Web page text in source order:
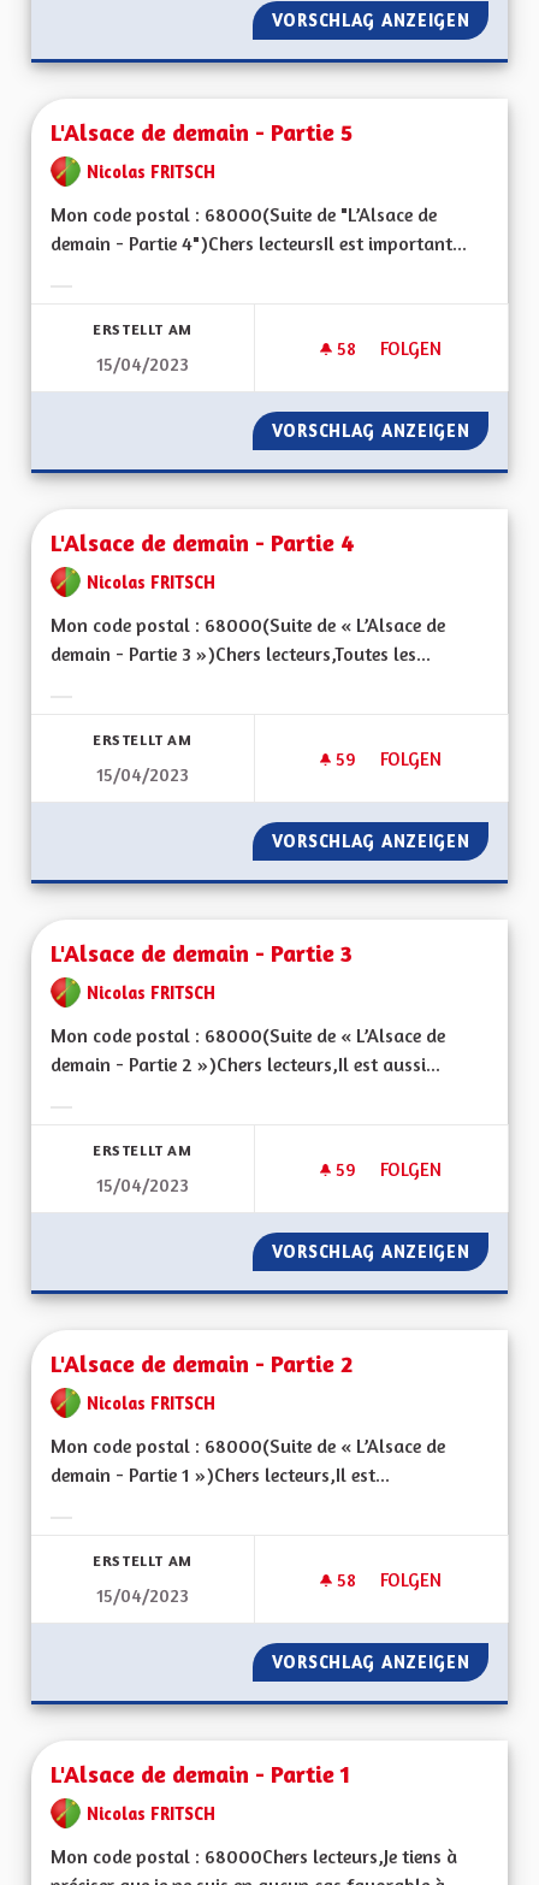
VORSCHLAG ANZEIGEN
L'Alsace de demain - Partie 5
Nicolas FRITSCH
Mon code postal : 68000(Suite de "L’Alsace de
demain - Partie 4")Chers lecteursIl est important...
ERSTELLT AM
15/04/2023
58 58 FOLLOWER
FOLGEN
L'ALSACE DE
VORSCHLAG ANZEIGEN
L'Alsace de demain - Partie 4
Nicolas FRITSCH
Mon code postal : 68000(Suite de « L’Alsace de
demain - Partie 3 »)Chers lecteurs,Toutes les...
ERSTELLT AM
15/04/2023
59 59 FOLLOWER
FOLGEN
L'ALSACE DE
VORSCHLAG ANZEIGEN
L'Alsace de demain - Partie 3
Nicolas FRITSCH
Mon code postal : 68000(Suite de « L’Alsace de
demain - Partie 2 »)Chers lecteurs,Il est aussi...
ERSTELLT AM
15/04/2023
59 59 FOLLOWER
FOLGEN
L'ALSACE DE
VORSCHLAG ANZEIGEN
L'Alsace de demain - Partie 2
Nicolas FRITSCH
Mon code postal : 68000(Suite de « L’Alsace de
demain - Partie 1 »)Chers lecteurs,Il est...
ERSTELLT AM
15/04/2023
58 58 FOLLOWER
FOLGEN
L'ALSACE DE
VORSCHLAG ANZEIGEN
L'Alsace de demain - Partie 1
Nicolas FRITSCH
Mon code postal : 68000Chers lecteurs,Je tiens à